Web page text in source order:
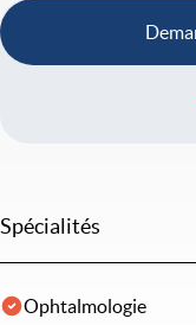
Spécialités
Ophtalmologie